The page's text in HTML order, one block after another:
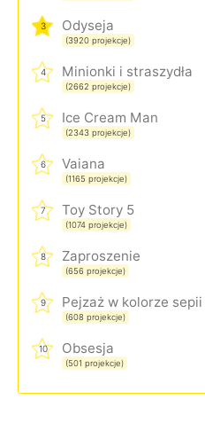
3 Odyseja
(3920 projekcje)
4 Minionki i straszydła
(2662 projekcje)
5 Ice Cream Man
(2343 projekcje)
6 Vaiana
(1165 projekcje)
7 Toy Story 5
(1074 projekcje)
8 Zaproszenie
(656 projekcje)
9 Pejzaż w kolorze sepii
(608 projekcje)
10 Obsesja
(501 projekcje)